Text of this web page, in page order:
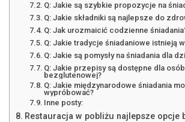
Q: Jakie są szybkie propozycje na
Q: Jakie składniki są najlepsze do
Q: Jak urozmaicić codzienne
Q: Jakie tradycje śniadaniowe istnieją
Q: Jakie są pomysły na śniadania dla
Q: Jakie przepisy są dostępne dla
bezglutenowej?
Q: Jakie międzynarodowe śniadania
wypróbować?
Inne posty:
Restauracja w pobliżu najlepsze opcje